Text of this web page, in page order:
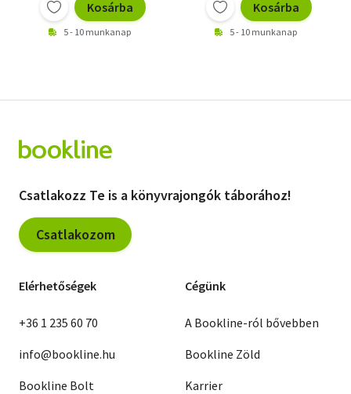
Kosárba
5 - 10 munkanap
Kosárba
5 - 10 munkanap
Csatlakozz Te is a könyvrajongók táborához!
Csatlakozom
Elérhetőségek
+36 1 235 60 70
info@bookline.hu
Bookline Bolt
Cégünk
A Bookline-ról bővebben
Bookline Zöld
Karrier